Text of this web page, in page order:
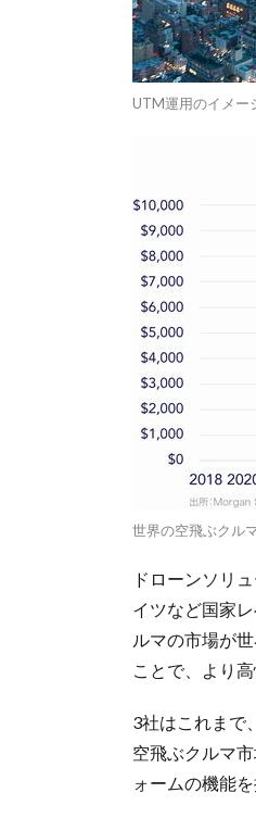
UTM運用のイメー
世界の空飛ぶクル
ドローンソリ
イツなど国家
ルマの市場が
ことで、より
3社はこれまで
空飛ぶクルマ
ォームの機能